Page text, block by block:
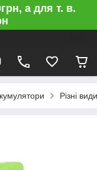
а для т. в.
Різні